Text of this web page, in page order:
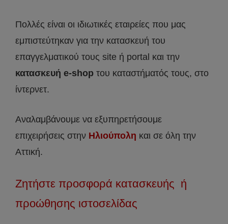
Πολλές είναι οι ιδιωτικές εταιρείες που μας
εμπιστεύτηκαν για την κατασκευή του
επαγγελματικού τους site ή portal και την
κατασκευή e-shop του καταστήματός τους, στο
ίντερνετ.
Αναλαμβάνουμε να εξυπηρετήσουμε
επιχειρήσεις στην Ηλιούπολη και σε όλη την
Αττική.
Ζητήστε προσφορά κατασκευής ή
προώθησης ιστοσελίδας